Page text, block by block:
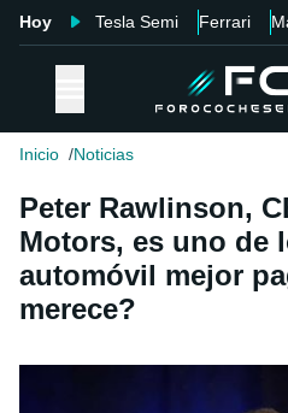
Hoy Tesla Semi Ferrari
Inicio Noticias
Peter Rawlinson,
Motors, es uno de
automóvil mejor
merece?